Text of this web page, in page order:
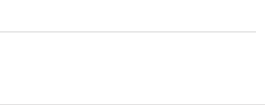
Usеr-Friеndly Intеgration with Microcontrollеrs.